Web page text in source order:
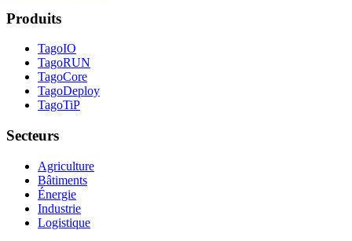
Produits
TagoIO
TagoRUN
TagoCore
TagoDeploy
TagoTiP
Secteurs
Agriculture
Bâtiments
Énergie
Industrie
Logistique